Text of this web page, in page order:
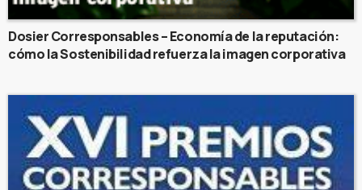
Dosier Corresponsables – Economía de la reputación:
cómo la Sostenibilidad refuerza la imagen corporativa